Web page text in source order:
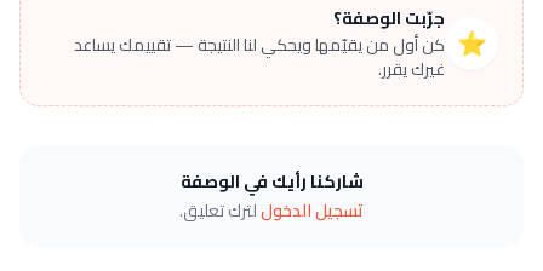
⭐
جرّبت الوصفة؟
كن أول من يقيّمها ويحكي لنا النتيجة — تقييمك يساعد
غيرك يقرر.
شاركنا رأيك في الوصفة
تسجيل الدخوللترك تعليق.